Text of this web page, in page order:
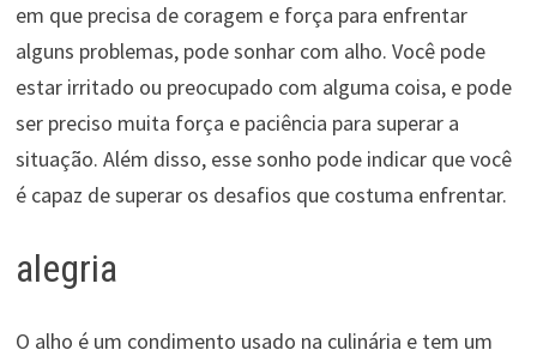
em que precisa de coragem e força para enfrentar
alguns problemas, pode sonhar com alho. Você pode
estar irritado ou preocupado com alguma coisa, e pode
ser preciso muita força e paciência para superar a
situação. Além disso, esse sonho pode indicar que você
é capaz de superar os desafios que costuma enfrentar.
alegria
O alho é um condimento usado na culinária e tem um